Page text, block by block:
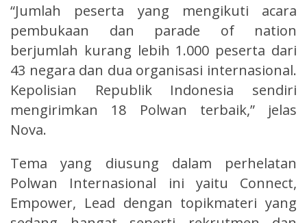
“Jumlah peserta yang mengikuti acara
pembukaan dan parade of nation
berjumlah kurang lebih 1.000 peserta dari
43 negara dan dua organisasi internasional.
Kepolisian Republik Indonesia sendiri
mengirimkan 18 Polwan terbaik,” jelas
Nova.
Tema yang diusung dalam perhelatan
Polwan Internasional ini yaitu Connect,
Empower, Lead dengan topikmateri yang